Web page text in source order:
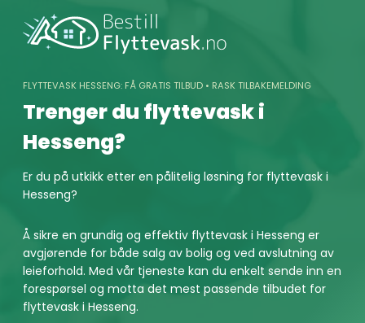
content
FLYTTEVASK HESSENG: FÅ GRATIS TILBUD • RASK TILBAKEMELDING
Trenger du flyttevask i
Hesseng?
Er du på utkikk etter en pålitelig løsning for flyttevask i
Hesseng?
Å sikre en grundig og effektiv flyttevask i Hesseng er
avgjørende for både salg av bolig og ved avslutning av
leieforhold. Med vår tjeneste kan du enkelt sende inn en
forespørsel og motta det mest passende tilbudet for
flyttevask i Hesseng.